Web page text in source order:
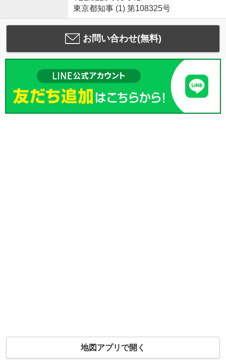
東京都知事 (1) 第108325号
お問い合わせ(無料)
地図アプリで開く